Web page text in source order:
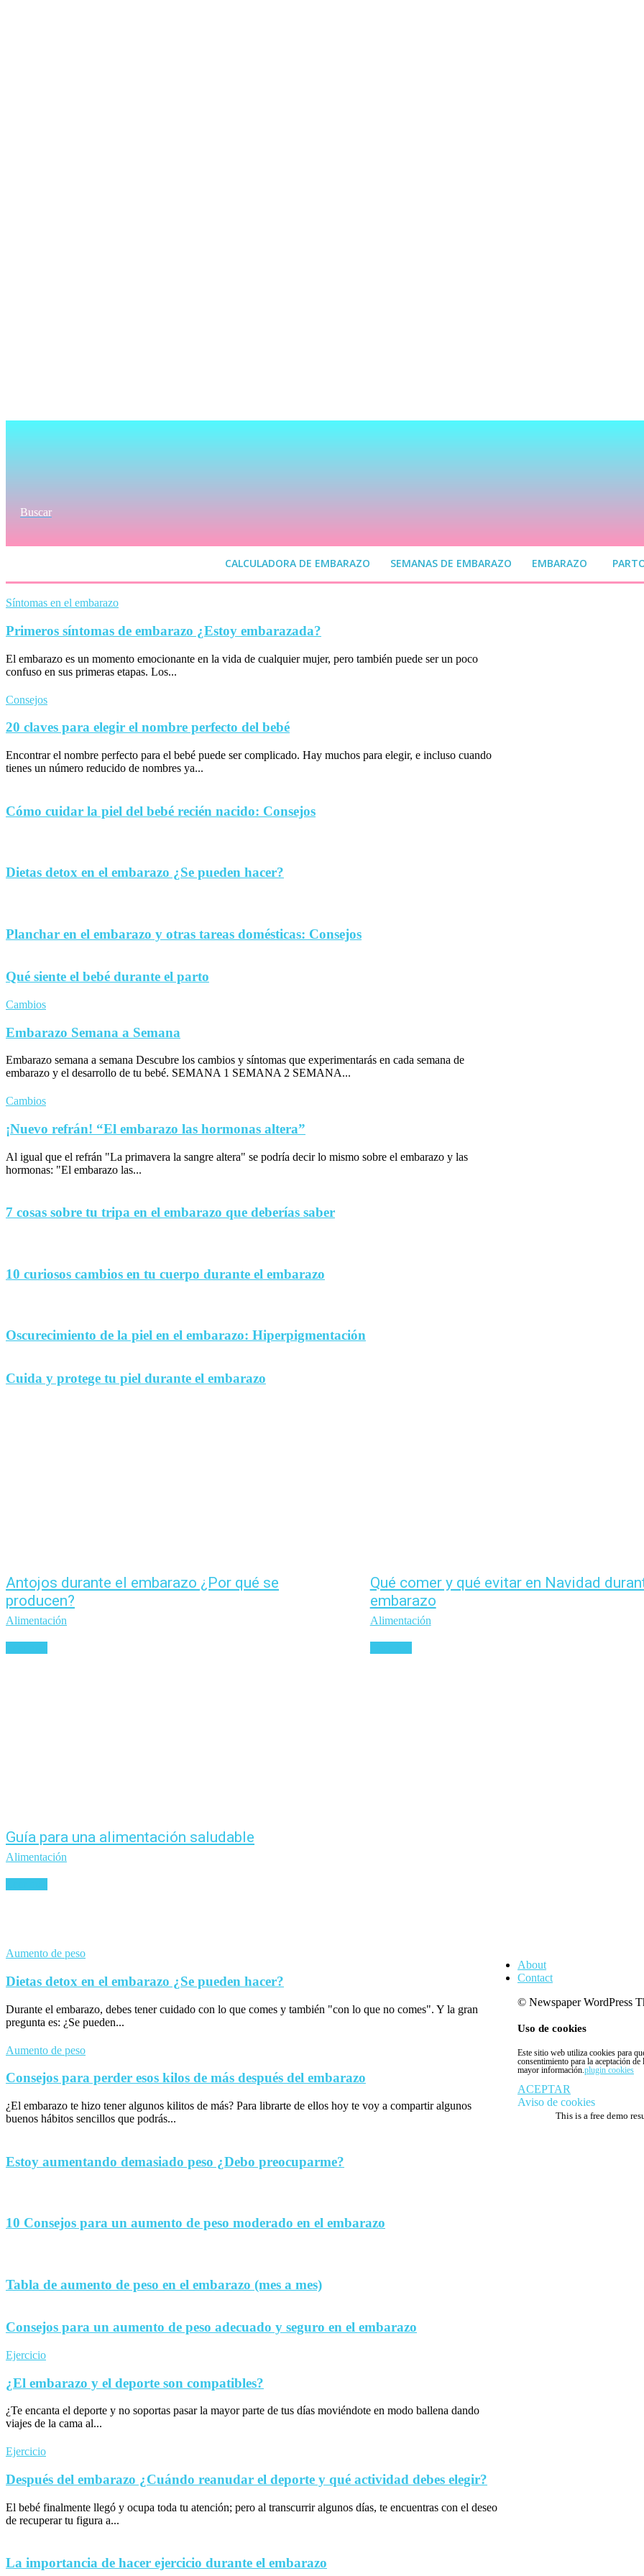
Buscar
CALCULADORA DE EMBARAZO SEMANAS DE EMBARAZO EMBARAZO
Síntomas en el embarazo
Primeros síntomas de embarazo ¿Estoy embarazada?
El embarazo es un momento emocionante en la vida de cualquier mujer, pero también puede ser un poco
confuso en sus primeras etapas. Los...
Consejos
20 claves para elegir el nombre perfecto del bebé
Encontrar el nombre perfecto para el bebé puede ser complicado. Hay muchos para elegir, e incluso cuando
tienes un número reducido de nombres ya...
Cómo cuidar la piel del bebé recién nacido: Consejos
Dietas detox en el embarazo ¿Se pueden hacer?
Planchar en el embarazo y otras tareas domésticas: Consejos
Qué siente el bebé durante el parto
Cambios
Embarazo Semana a Semana
Embarazo semana a semana Descubre los cambios y síntomas que experimentarás en cada semana de
embarazo y el desarrollo de tu bebé. SEMANA 1 SEMANA 2 SEMANA...
Cambios
¡Nuevo refrán! “El embarazo las hormonas altera”
Al igual que el refrán "La primavera la sangre altera" se podría decir lo mismo sobre el embarazo y las
hormonas: "El embarazo las...
7 cosas sobre tu tripa en el embarazo que deberías saber
10 curiosos cambios en tu cuerpo durante el embarazo
Oscurecimiento de la piel en el embarazo: Hiperpigmentación
Cuida y protege tu piel durante el embarazo
Antojos durante el embarazo ¿Por qué se
producen?
Alimentación
Qué comer y qué evitar en Navidad
embarazo
Alimentación
Guía para una alimentación saludable
Alimentación
Aumento de peso
Dietas detox en el embarazo ¿Se pueden hacer?
Durante el embarazo, debes tener cuidado con lo que comes y también "con lo que no comes". Y la gran
pregunta es: ¿Se pueden...
Aumento de peso
Consejos para perder esos kilos de más después del embarazo
¿El embarazo te hizo tener algunos kilitos de más? Para librarte de ellos hoy te voy a compartir algunos
buenos hábitos sencillos que podrás...
Estoy aumentando demasiado peso ¿Debo preocuparme?
10 Consejos para un aumento de peso moderado en el embarazo
Tabla de aumento de peso en el embarazo (mes a mes)
Consejos para un aumento de peso adecuado y seguro en el embarazo
Ejercicio
¿El embarazo y el deporte son compatibles?
¿Te encanta el deporte y no soportas pasar la mayor parte de tus días moviéndote en modo ballena dando
viajes de la cama al...
Ejercicio
Después del embarazo ¿Cuándo reanudar el deporte y qué actividad debes elegir?
El bebé finalmente llegó y ocupa toda tu atención; pero al transcurrir algunos días, te encuentras con el deseo
de recuperar tu figura a...
La importancia de hacer ejercicio durante el embarazo
About
Contact
© Newspaper WordPress
Uso de cookies
Este sitio web utiliza cookies para
consentimiento para la aceptación
mayor información.plugin cookies
ACEPTAR
Aviso de cookies
This is a free demo